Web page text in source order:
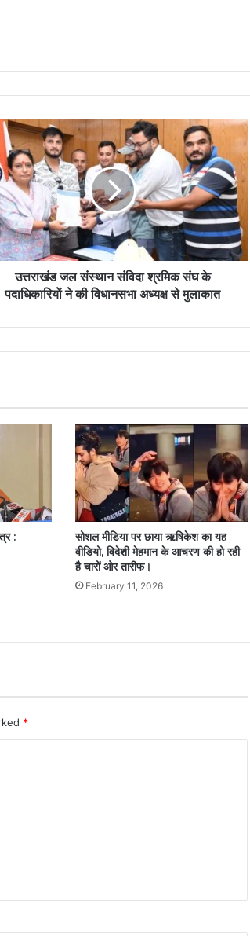
उत्तराखंड जल संस्थान संविदा श्रमिक संघ के
पदाधिकारियाें ने की विधानसभा अध्यक्ष से मुलाकात
:
सोशल मीडिया पर छाया ऋषिकेश का यह
वीडियो, विदेशी मेहमान के आचरण की हो रही
है चारों ओर तारीफ।
February 11, 2026
*